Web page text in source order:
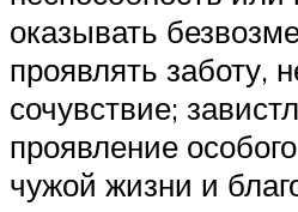
оказывать
проявлять заботу,
сочувствие;
проявление
чужой жизни и